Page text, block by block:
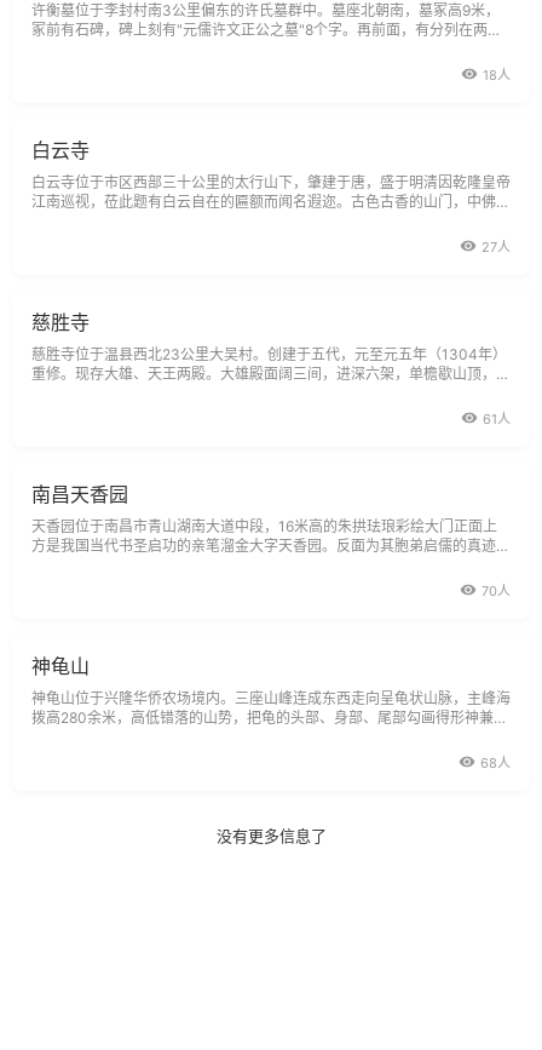
许衡墓位于李封村南3公里偏东的许氏墓群中。墓座北朝南，墓冢高9米，
冢前有石碑，碑上刻有"元儒许文正公之墓"8个字。再前面，有分列在两旁
奠堂向南，有高大的碑楼两座，里边都有龟负蟠龙头的石碑，前为乾隆御祭
18人
白云寺
白云寺位于市区西部三十公里的太行山下，肇建于唐，盛于明清因乾隆皇帝
江南巡视，莅此题有白云自在的匾额而闻名遐迩。古色古香的山门，中佛
单位，佛光普照大禅师石塔，浮雕精细，栩栩如生，是研究元代佛教建筑、
27人
慈胜寺
慈胜寺位于温县西北23公里大吴村。创建于五代，元至元五年（1304年）
重修。现存大雄、天王两殿。大雄殿面阔三间，进深六架，单檐歇山顶，为
国内稀有的珍品之一，上书"大雄宝殿"，造型古朴大方，书法笔力刚劲，素
61人
南昌天香园
天香园位于南昌市青山湖南大道中段，16米高的朱拱珐琅彩绘大门正面上
方是我国当代书圣启功的亲笔溜金大字天香园。反面为其胞弟启儒的真迹，
片，野生候鸟群32个品种，10万余只。经联合国教科文组织专家考察后指70人
神龟山
神龟山位于兴隆华侨农场境内。三座山峰连成东西走向呈龟状山脉，主峰海
拨高280余米，高低错落的山势，把龟的头部、身部、尾部勾画得形神兼
阁"和"神龟山神庙"两大景点，有清未民国初期的风水师和道僧在这里炼丹68人
没有更多信息了